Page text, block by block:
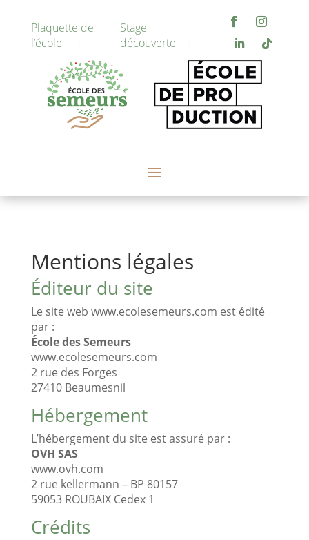
Plaquette de
l’école |
Stage
découverte |
Mentions légales
Éditeur du site
Le site web www.ecolesemeurs.com est édité
par :
École des Semeurs
www.ecolesemeurs.com
2 rue des Forges
27410 Beaumesnil
Hébergement
L’hébergement du site est assuré par :
OVH SAS
www.ovh.com
2 rue kellermann – BP 80157
59053 ROUBAIX Cedex 1
Crédits